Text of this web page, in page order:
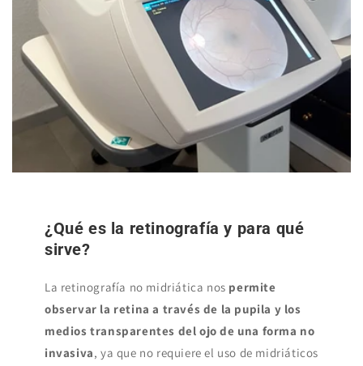
¿Qué es la retinografía y para qué
sirve?
La retinografía no midriática nos permite
observar la retina a través de la pupila y los
medios transparentes del ojo de una forma no
invasiva, ya que no requiere el uso de midriáticos